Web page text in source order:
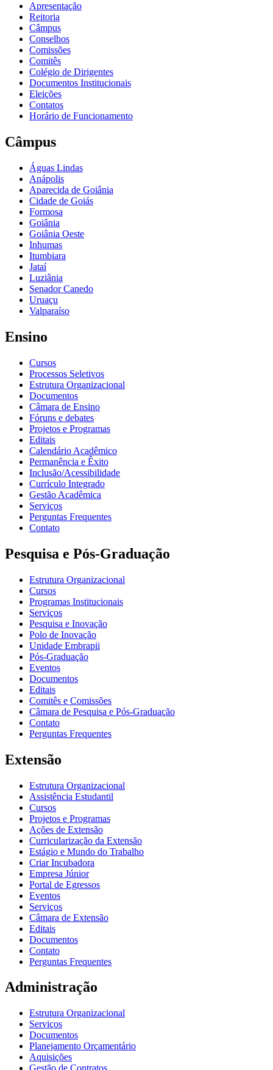
Apresentação
Reitoria
Câmpus
Conselhos
Comissões
Comitês
Colégio de Dirigentes
Documentos Institucionais
Eleições
Contatos
Horário de Funcionamento
Câmpus
Águas Lindas
Anápolis
Aparecida de Goiânia
Cidade de Goiás
Formosa
Goiânia
Goiânia Oeste
Inhumas
Itumbiara
Jataí
Luziânia
Senador Canedo
Uruaçu
Valparaíso
Ensino
Cursos
Processos Seletivos
Estrutura Organizacional
Documentos
Câmara de Ensino
Fóruns e debates
Projetos e Programas
Editais
Calendário Acadêmico
Permanência e Êxito
Inclusão/Acessibilidade
Currículo Integrado
Gestão Acadêmica
Serviços
Perguntas Frequentes
Contato
Pesquisa e Pós-Graduação
Estrutura Organizacional
Cursos
Programas Institucionais
Serviços
Pesquisa e Inovação
Polo de Inovação
Unidade Embrapii
Pós-Graduação
Eventos
Documentos
Editais
Comitês e Comissões
Câmara de Pesquisa e Pós-Graduação
Contato
Perguntas Frequentes
Extensão
Estrutura Organizacional
Assistência Estudantil
Cursos
Projetos e Programas
Ações de Extensão
Curricularização da Extensão
Estágio e Mundo do Trabalho
Criar Incubadora
Empresa Júnior
Portal de Egressos
Eventos
Serviços
Câmara de Extensão
Editais
Documentos
Contato
Perguntas Frequentes
Administração
Estrutura Organizacional
Serviços
Documentos
Planejamento Orçamentário
Aquisições